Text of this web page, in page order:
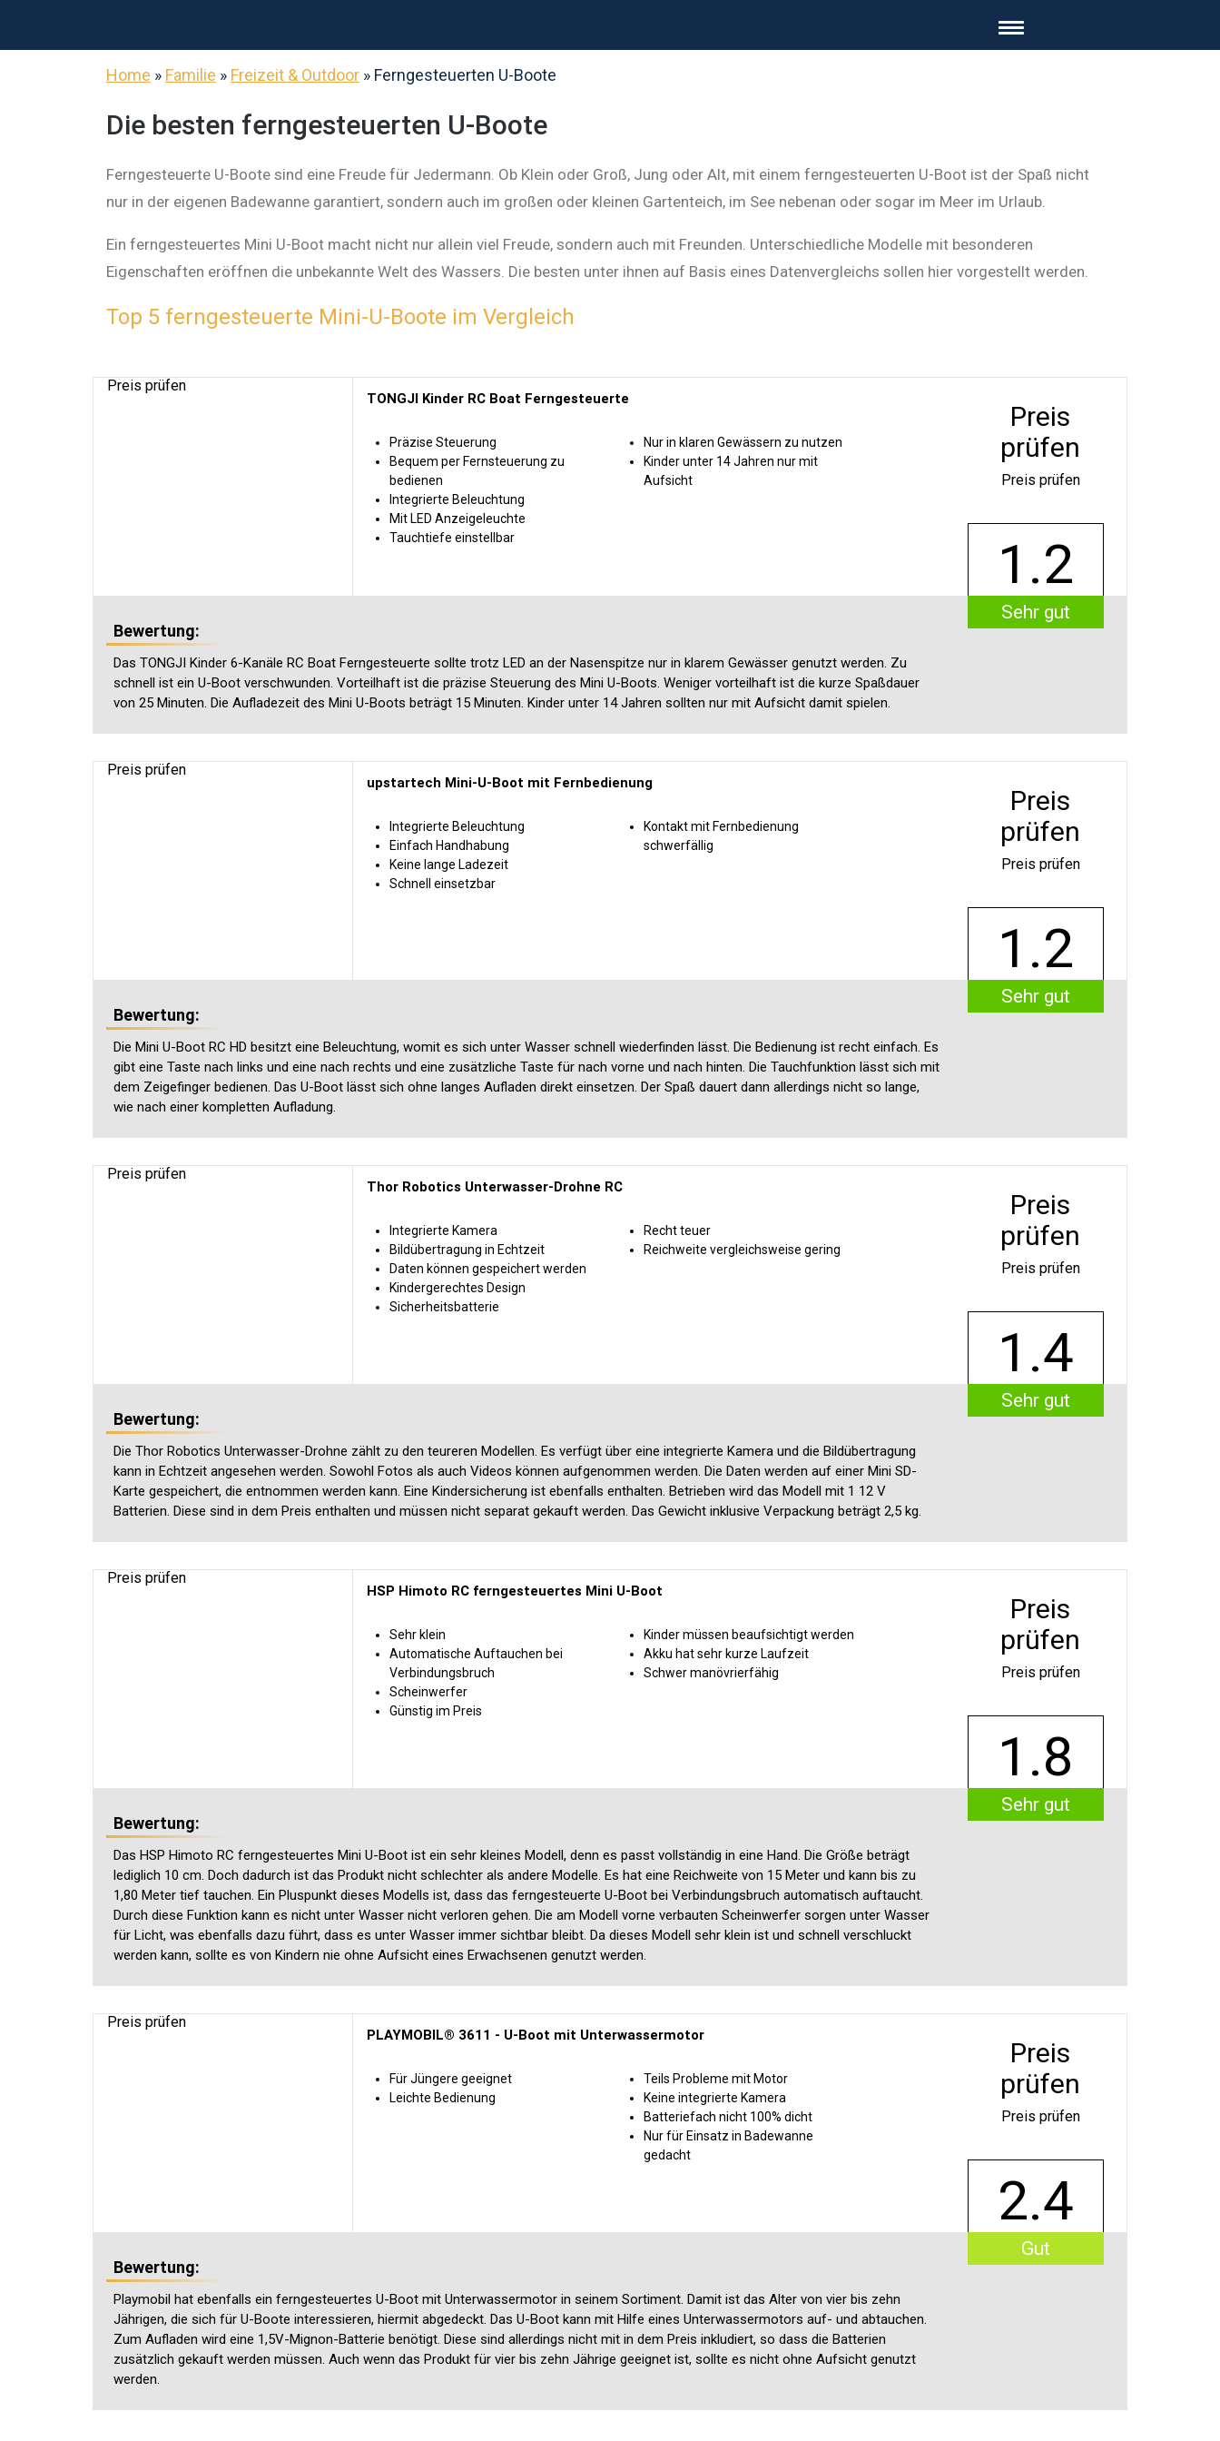
Home » Familie » Freizeit & Outdoor » Ferngesteuerten U-Boote
Die besten ferngesteuerten U-Boote
Ferngesteuerte U-Boote sind eine Freude für Jedermann. Ob Klein oder Groß, Jung oder Alt, mit einem ferngesteuerten U-Boot ist der Spaß nicht
nur in der eigenen Badewanne garantiert, sondern auch im großen oder kleinen Gartenteich, im See nebenan oder sogar im Meer im Urlaub.
Ein ferngesteuertes Mini U-Boot macht nicht nur allein viel Freude, sondern auch mit Freunden. Unterschiedliche Modelle mit besonderen
Eigenschaften eröffnen die unbekannte Welt des Wassers. Die besten unter ihnen auf Basis eines Datenvergleichs sollen hier vorgestellt werden.
Top 5 ferngesteuerte Mini-U-Boote im Vergleich
Preis prüfen
TONGJI Kinder RC Boat Ferngesteuerte
Präzise Steuerung
Bequem per Fernsteuerung zu
bedienen
Integrierte Beleuchtung
Mit LED Anzeigeleuchte
Tauchtiefe einstellbar
Nur in klaren Gewässern zu nutzen
Kinder unter 14 Jahren nur mit
Aufsicht
Preis
prüfen
Preis prüfen
1.2
Sehr gut
Bewertung:
Das TONGJI Kinder 6-Kanäle RC Boat Ferngesteuerte sollte trotz LED an der Nasenspitze nur in klarem Gewässer genutzt werden. Zu
schnell ist ein U-Boot verschwunden. Vorteilhaft ist die präzise Steuerung des Mini U-Boots. Weniger vorteilhaft ist die kurze Spaßdauer
von 25 Minuten. Die Aufladezeit des Mini U-Boots beträgt 15 Minuten. Kinder unter 14 Jahren sollten nur mit Aufsicht damit spielen.
Preis prüfen
upstartech Mini-U-Boot mit Fernbedienung
Integrierte Beleuchtung
Einfach Handhabung
Keine lange Ladezeit
Schnell einsetzbar
Kontakt mit Fernbedienung
schwerfällig
Preis
prüfen
Preis prüfen
1.2
Sehr gut
Bewertung:
Die Mini U-Boot RC HD besitzt eine Beleuchtung, womit es sich unter Wasser schnell wiederfinden lässt. Die Bedienung ist recht einfach. Es
gibt eine Taste nach links und eine nach rechts und eine zusätzliche Taste für nach vorne und nach hinten. Die Tauchfunktion lässt sich mit
dem Zeigefinger bedienen. Das U-Boot lässt sich ohne langes Aufladen direkt einsetzen. Der Spaß dauert dann allerdings nicht so lange,
wie nach einer kompletten Aufladung.
Preis prüfen
Thor Robotics Unterwasser-Drohne RC
Integrierte Kamera
Bildübertragung in Echtzeit
Daten können gespeichert werden
Kindergerechtes Design
Sicherheitsbatterie
Recht teuer
Reichweite vergleichsweise gering
Preis
prüfen
Preis prüfen
1.4
Sehr gut
Bewertung:
Die Thor Robotics Unterwasser-Drohne zählt zu den teureren Modellen. Es verfügt über eine integrierte Kamera und die Bildübertragung
kann in Echtzeit angesehen werden. Sowohl Fotos als auch Videos können aufgenommen werden. Die Daten werden auf einer Mini SD-
Karte gespeichert, die entnommen werden kann. Eine Kindersicherung ist ebenfalls enthalten. Betrieben wird das Modell mit 1 12 V
Batterien. Diese sind in dem Preis enthalten und müssen nicht separat gekauft werden. Das Gewicht inklusive Verpackung beträgt 2,5 kg.
Preis prüfen
HSP Himoto RC ferngesteuertes Mini U-Boot
Sehr klein
Automatische Auftauchen bei
Verbindungsbruch
Scheinwerfer
Günstig im Preis
Kinder müssen beaufsichtigt werden
Akku hat sehr kurze Laufzeit
Schwer manövrierfähig
Preis
prüfen
Preis prüfen
1.8
Sehr gut
Bewertung:
Das HSP Himoto RC ferngesteuertes Mini U-Boot ist ein sehr kleines Modell, denn es passt vollständig in eine Hand. Die Größe beträgt
lediglich 10 cm. Doch dadurch ist das Produkt nicht schlechter als andere Modelle. Es hat eine Reichweite von 15 Meter und kann bis zu
1,80 Meter tief tauchen. Ein Pluspunkt dieses Modells ist, dass das ferngesteuerte U-Boot bei Verbindungsbruch automatisch auftaucht.
Durch diese Funktion kann es nicht unter Wasser nicht verloren gehen. Die am Modell vorne verbauten Scheinwerfer sorgen unter Wasser
für Licht, was ebenfalls dazu führt, dass es unter Wasser immer sichtbar bleibt. Da dieses Modell sehr klein ist und schnell verschluckt
werden kann, sollte es von Kindern nie ohne Aufsicht eines Erwachsenen genutzt werden.
Preis prüfen
PLAYMOBIL® 3611 - U-Boot mit Unterwassermotor
Für Jüngere geeignet
Leichte Bedienung
Teils Probleme mit Motor
Keine integrierte Kamera
Batteriefach nicht 100% dicht
Nur für Einsatz in Badewanne
gedacht
Preis
prüfen
Preis prüfen
2.4
Gut
Bewertung:
Playmobil hat ebenfalls ein ferngesteuertes U-Boot mit Unterwassermotor in seinem Sortiment. Damit ist das Alter von vier bis zehn
Jährigen, die sich für U-Boote interessieren, hiermit abgedeckt. Das U-Boot kann mit Hilfe eines Unterwassermotors auf- und abtauchen.
Zum Aufladen wird eine 1,5V-Mignon-Batterie benötigt. Diese sind allerdings nicht mit in dem Preis inkludiert, so dass die Batterien
zusätzlich gekauft werden müssen. Auch wenn das Produkt für vier bis zehn Jährige geeignet ist, sollte es nicht ohne Aufsicht genutzt
werden.